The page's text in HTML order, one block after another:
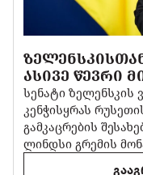
ᲐᲡᲘᲕᲔ ᲬᲔᲕᲠᲘ
სენატი ზელენსკის
კენჭისყრას
გამკაცრების
ლინდსი გრემის